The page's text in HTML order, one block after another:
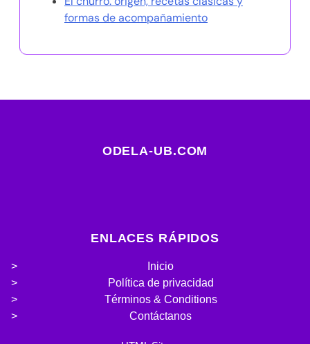
formas de acompañamiento
ODELA-UB.COM
ENLACES RÁPIDOS
Inicio
Política de privacidad
Términos & Conditions
Contáctanos